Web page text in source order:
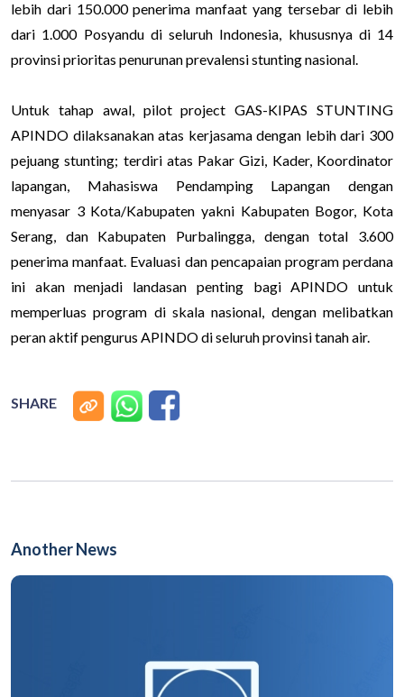
lebih dari 150.000 penerima manfaat yang tersebar di lebih
dari 1.000 Posyandu di seluruh Indonesia, khususnya di 14
provinsi prioritas penurunan prevalensi stunting nasional.
Untuk tahap awal, pilot project GAS-KIPAS STUNTING
APINDO dilaksanakan atas kerjasama dengan lebih dari 300
pejuang stunting; terdiri atas Pakar Gizi, Kader, Koordinator
lapangan, Mahasiswa Pendamping Lapangan dengan
menyasar 3 Kota/Kabupaten yakni Kabupaten Bogor, Kota
Serang, dan Kabupaten Purbalingga, dengan total 3.600
penerima manfaat. Evaluasi dan pencapaian program perdana
ini akan menjadi landasan penting bagi APINDO untuk
memperluas program di skala nasional, dengan melibatkan
peran aktif pengurus APINDO di seluruh provinsi tanah air.
SHARE
Another News